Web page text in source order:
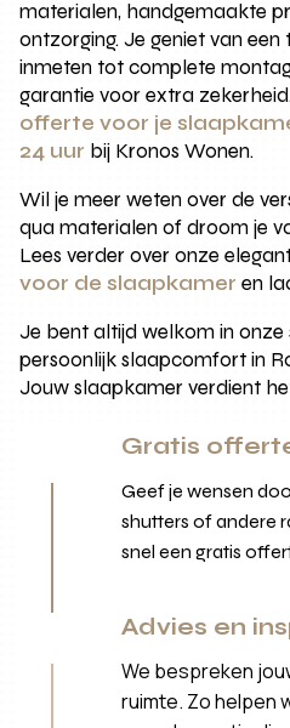
materialen, handgemaakte
ontzorging. Je geniet van
inmeten tot complete
garantie voor extra
offerte voor je
24 uur bij Kronos Wonen.
Wil je meer weten over de
qua materialen of droom je
Lees verder over onze
voor de slaapkamer en
Je bent altijd welkom in
persoonlijk slaapcomfort in
Jouw slaapkamer verdient
Gratis
Geef je wensen
shutters of andere
snel een gratis
Advies en
We bespreken
ruimte. Zo helpen